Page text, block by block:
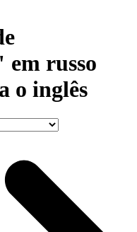
em russo
o inglês